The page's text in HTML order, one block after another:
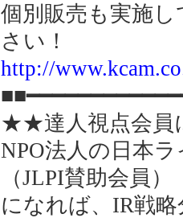
個別販売も実施
さい！
http://
★★達人視点会員
NPO法人の日本
（JLPI賛助会員）
になれば、IR戦